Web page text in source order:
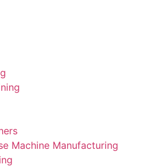
Machine Manufacturing